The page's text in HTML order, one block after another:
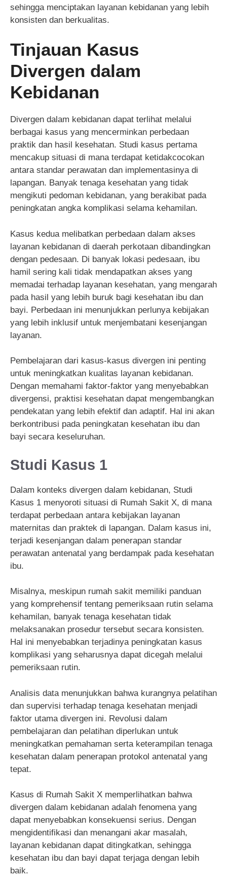
sehingga menciptakan layanan kebidanan yang lebih
konsisten dan berkualitas.
Tinjauan Kasus
Divergen dalam
Kebidanan
Divergen dalam kebidanan dapat terlihat melalui
berbagai kasus yang mencerminkan perbedaan
praktik dan hasil kesehatan. Studi kasus pertama
mencakup situasi di mana terdapat ketidakcocokan
antara standar perawatan dan implementasinya di
lapangan. Banyak tenaga kesehatan yang tidak
mengikuti pedoman kebidanan, yang berakibat pada
peningkatan angka komplikasi selama kehamilan.
Kasus kedua melibatkan perbedaan dalam akses
layanan kebidanan di daerah perkotaan dibandingkan
dengan pedesaan. Di banyak lokasi pedesaan, ibu
hamil sering kali tidak mendapatkan akses yang
memadai terhadap layanan kesehatan, yang mengarah
pada hasil yang lebih buruk bagi kesehatan ibu dan
bayi. Perbedaan ini menunjukkan perlunya kebijakan
yang lebih inklusif untuk menjembatani kesenjangan
layanan.
Pembelajaran dari kasus-kasus divergen ini penting
untuk meningkatkan kualitas layanan kebidanan.
Dengan memahami faktor-faktor yang menyebabkan
divergensi, praktisi kesehatan dapat mengembangkan
pendekatan yang lebih efektif dan adaptif. Hal ini akan
berkontribusi pada peningkatan kesehatan ibu dan
bayi secara keseluruhan.
Studi Kasus 1
Dalam konteks divergen dalam kebidanan, Studi
Kasus 1 menyoroti situasi di Rumah Sakit X, di mana
terdapat perbedaan antara kebijakan layanan
maternitas dan praktek di lapangan. Dalam kasus ini,
terjadi kesenjangan dalam penerapan standar
perawatan antenatal yang berdampak pada kesehatan
ibu.
Misalnya, meskipun rumah sakit memiliki panduan
yang komprehensif tentang pemeriksaan rutin selama
kehamilan, banyak tenaga kesehatan tidak
melaksanakan prosedur tersebut secara konsisten.
Hal ini menyebabkan terjadinya peningkatan kasus
komplikasi yang seharusnya dapat dicegah melalui
pemeriksaan rutin.
Analisis data menunjukkan bahwa kurangnya pelatihan
dan supervisi terhadap tenaga kesehatan menjadi
faktor utama divergen ini. Revolusi dalam
pembelajaran dan pelatihan diperlukan untuk
meningkatkan pemahaman serta keterampilan tenaga
kesehatan dalam penerapan protokol antenatal yang
tepat.
Kasus di Rumah Sakit X memperlihatkan bahwa
divergen dalam kebidanan adalah fenomena yang
dapat menyebabkan konsekuensi serius. Dengan
mengidentifikasi dan menangani akar masalah,
layanan kebidanan dapat ditingkatkan, sehingga
kesehatan ibu dan bayi dapat terjaga dengan lebih
baik.